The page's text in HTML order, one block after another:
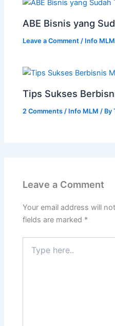
ABE Bisnis yang
Leave a Comment / Info MLM
Tips Sukses
2 Comments / Info MLM / By
Leave a Comment
Your email address will
fields are marked *
here..